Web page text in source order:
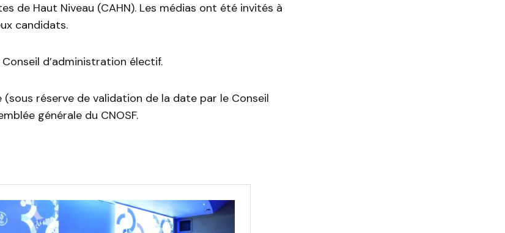
de Haut Niveau (CAHN). Les médias ont été invités à
candidats.
Conseil d’administration électif.
réserve de validation de la date par le Conseil
générale du CNOSF.